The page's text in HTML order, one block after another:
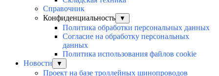
Справочник
Конфиденциальность
▼
Политика обработки персональных данных
Согласие на обработку персональных
данных
Политика использования файлов cookie
Новости
▼
Проект на базе троллейных шинопроводов